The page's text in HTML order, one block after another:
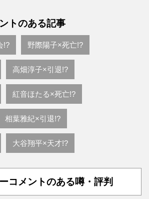
トのある記事
!? 野際陽子×死亡!?
高畑淳子×引退!?
紅音ほたる×死亡!?
相葉雅紀×引退!?
大谷翔平×天才!?
コメントのある噂・評判